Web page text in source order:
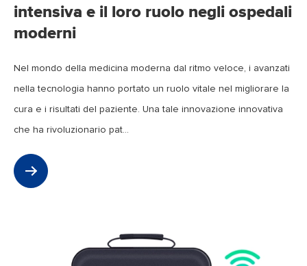
intensiva e il loro ruolo negli ospedali
moderni
Nel mondo della medicina moderna dal ritmo veloce, i avanzati
nella tecnologia hanno portato un ruolo vitale nel migliorare la
cura e i risultati del paziente. Una tale innovazione innovativa
che ha rivoluzionario pat...